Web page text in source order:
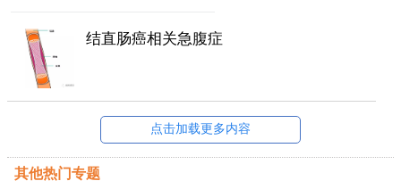
结直肠癌相关急腹症
点击加载更多内容
其他热门专题